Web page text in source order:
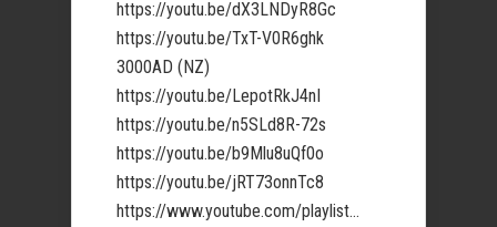
https://youtu.be/dX3LNDyR8Gc
https://youtu.be/TxT-V0R6ghk
3000AD (NZ)
https://youtu.be/LepotRkJ4nI
https://youtu.be/n5SLd8R-72s
https://youtu.be/b9Mlu8uQf0o
https://youtu.be/jRT73onnTc8
https://www.youtube.com/playlist…